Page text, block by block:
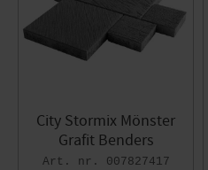
City Stormix Mönster
Grafit Benders
007827417